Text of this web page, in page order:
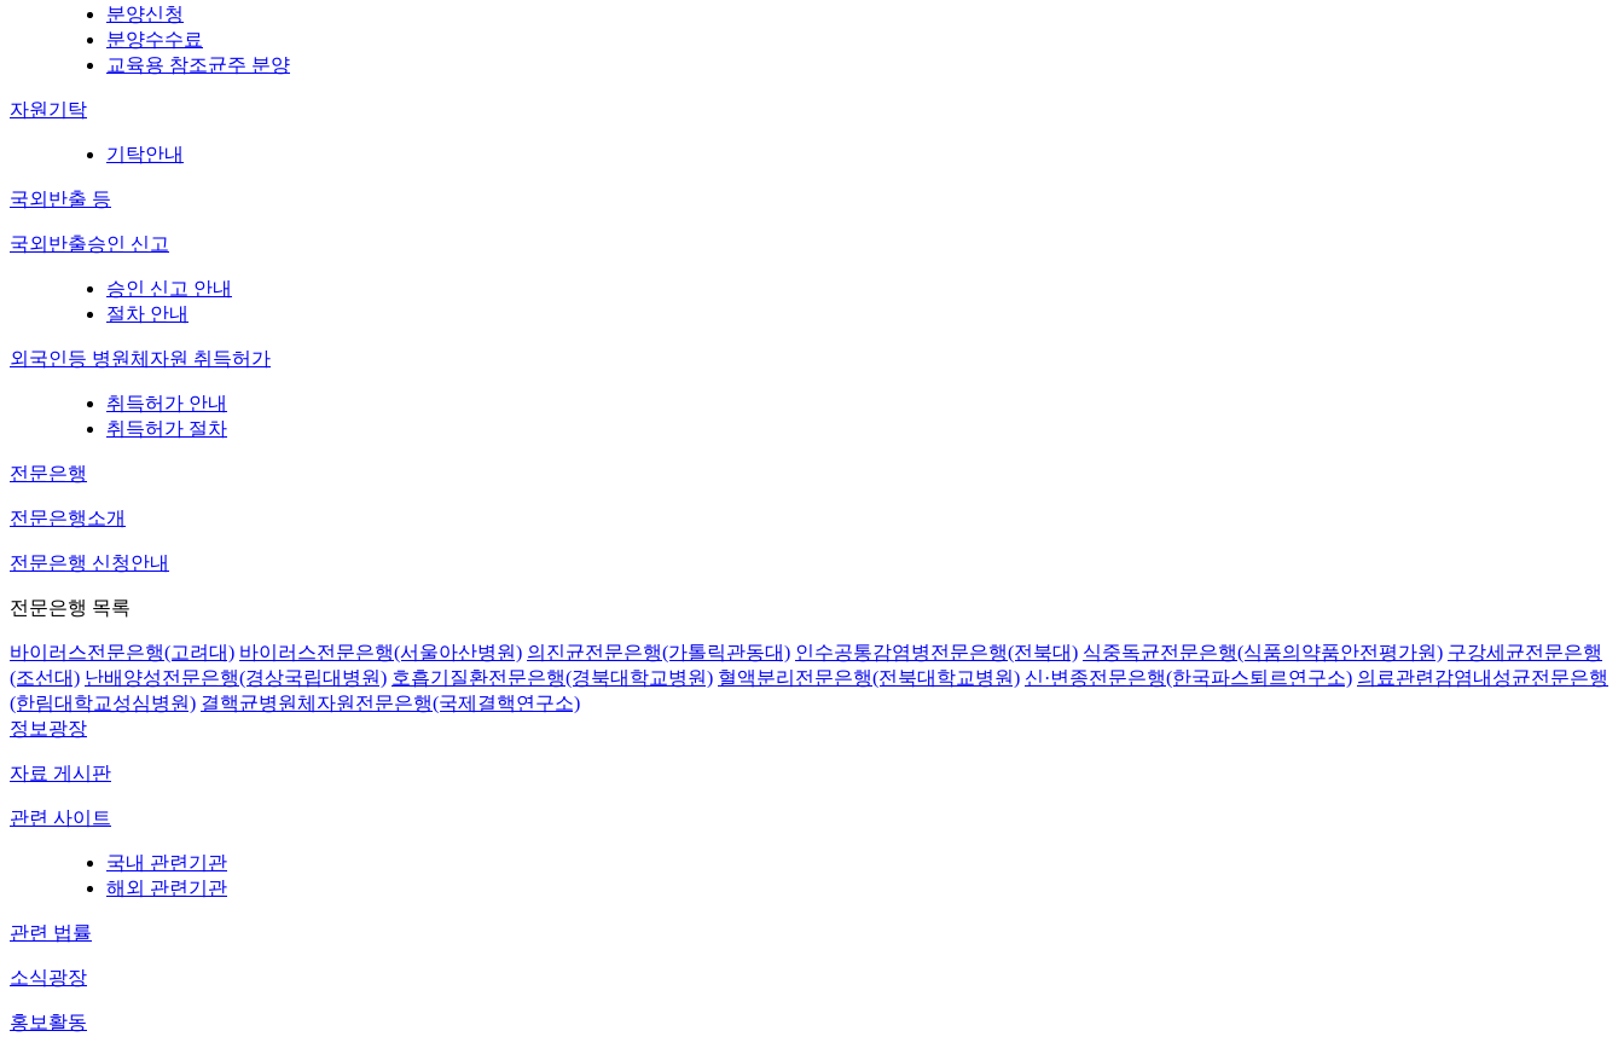
분양신청
분양수수료
교육용 참조균주 분양
자원기탁
기탁안내
국외반출 등
국외반출승인 신고
승인 신고 안내
절차 안내
외국인등 병원체자원 취득허가
취득허가 안내
취득허가 절차
전문은행
전문은행소개
전문은행 신청안내
전문은행 목록
바이러스전문은행(고려대) 바이러스전문은행(서울아산병원) 의진균전문은행(가톨릭관동대) 인수공통감염병전문은행(전북대) 식중독균전문은행(식품의약품안전평가원) 구강세균전문은행
(조선대) 난배양성전문은행(경상국립대병원) 호흡기질환전문은행(경북대학교병원) 혈액분리전문은행(전북대학교병원) 신·변종전문은행(한국파스퇴르연구소) 의료관련감염내성균전문은행
(한림대학교성심병원) 결핵균병원체자원전문은행(국제결핵연구소)
정보광장
자료 게시판
관련 사이트
국내 관련기관
해외 관련기관
관련 법률
소식광장
홍보활동